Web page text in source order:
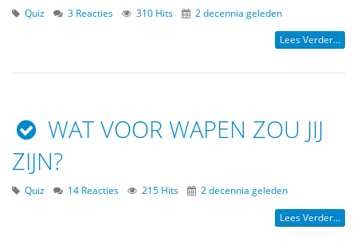
Quiz 3 Reacties 310 Hits 2 decennia geleden
Lees Verder...
WAT VOOR WAPEN ZOU JIJ
ZIJN?
Quiz 14 Reacties 215 Hits 2 decennia geleden
Lees Verder...